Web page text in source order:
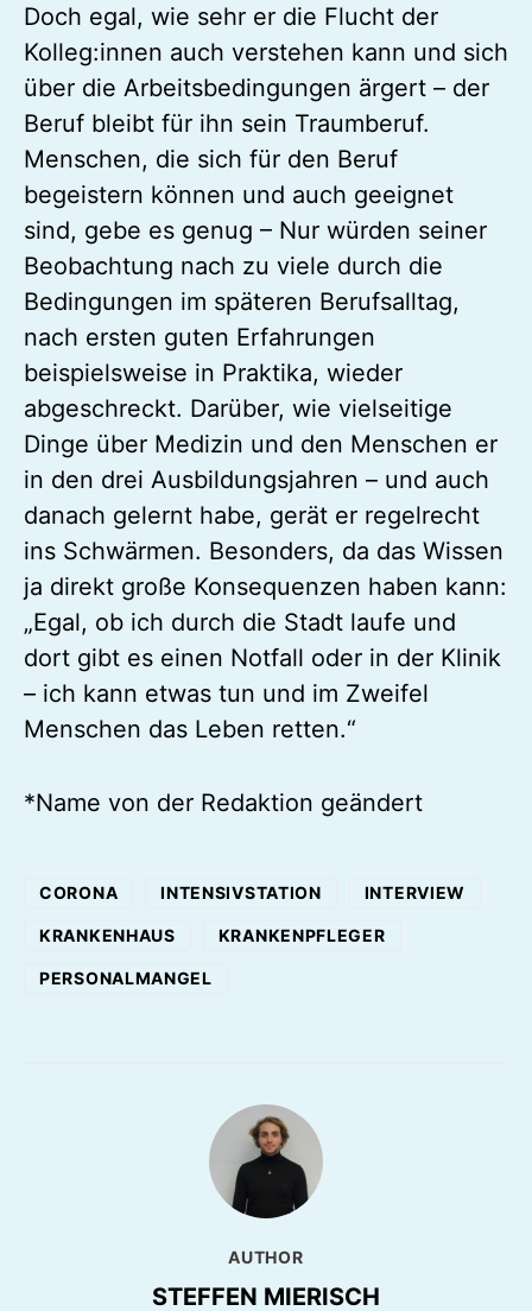
Doch egal, wie sehr er die Flucht der
Kolleg:innen auch verstehen kann und sich
über die Arbeitsbedingungen ärgert – der
Beruf bleibt für ihn sein Traumberuf.
Menschen, die sich für den Beruf
begeistern können und auch geeignet
sind, gebe es genug – Nur würden seiner
Beobachtung nach zu viele durch die
Bedingungen im späteren Berufsalltag,
nach ersten guten Erfahrungen
beispielsweise in Praktika, wieder
abgeschreckt. Darüber, wie vielseitige
Dinge über Medizin und den Menschen er
in den drei Ausbildungsjahren – und auch
danach gelernt habe, gerät er regelrecht
ins Schwärmen. Besonders, da das Wissen
ja direkt große Konsequenzen haben kann:
„Egal, ob ich durch die Stadt laufe und
dort gibt es einen Notfall oder in der Klinik
– ich kann etwas tun und im Zweifel
Menschen das Leben retten.“
*Name von der Redaktion geändert
CORONA INTENSIVSTATION INTERVIEW
KRANKENHAUS KRANKENPFLEGER
PERSONALMANGEL
AUTHOR
STEFFEN MIERISCH